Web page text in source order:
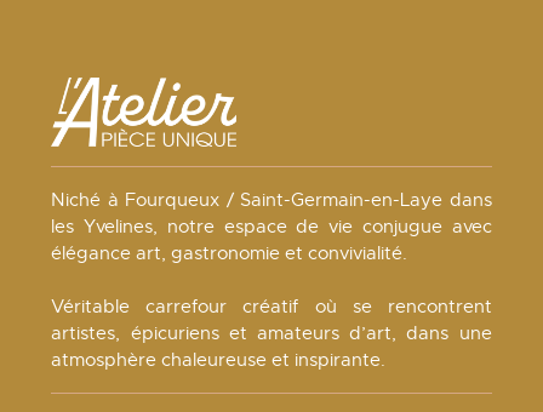
Niché à Fourqueux / Saint-Germain-en-Laye dans
les Yvelines, notre espace de vie conjugue avec
élégance art, gastronomie et convivialité.
Véritable carrefour créatif où se rencontrent
artistes, épicuriens et amateurs d’art, dans une
atmosphère chaleureuse et inspirante.